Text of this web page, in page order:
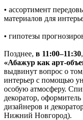
• ассортимент
материалов для
• гипотезы
Позднее, в 11:00–11:30
«Абажур как арт-
выдвинут вопрос о
интерьер с помощью
особую атмосферу.
декоратор,
дизайнеров и
Нижний Новгород).